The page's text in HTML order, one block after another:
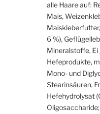
alle Haare auf:
Mais,
6 %),
Mineralstoffe, Ei
Hefeprodukte,
Mono- und
Stearinsäuren,
Hefehydrolysat